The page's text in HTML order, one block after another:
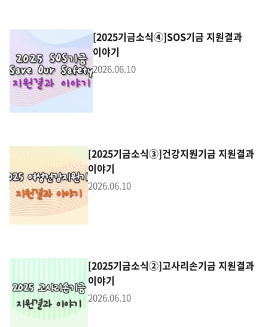
[2025기금소식④]SOS기금 지원결과
이야기
2026.06.10
[2025기금소식③]건강지원기금 지원결과
이야기
2026.06.10
[2025기금소식②]고사리손기금 지원결과
이야기
2026.06.10